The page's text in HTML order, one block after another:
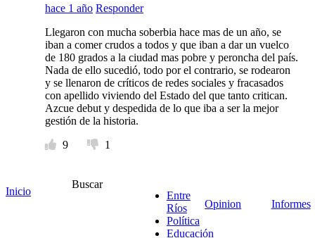
hace 1 año Responder
Llegaron con mucha soberbia hace mas de un año, se
iban a comer crudos a todos y que iban a dar un vuelco
de 180 grados a la ciudad mas pobre y peroncha del país.
Nada de ello sucedió, todo por el contrario, se rodearon
y se llenaron de críticos de redes sociales y fracasados
con apellido viviendo del Estado del que tanto critican.
Azcue debut y despedida de lo que iba a ser la mejor
gestión de la historia.
9
1
Ramón
Inicio
Buscar
Entre
Ríos
Política
Educación
Opinion Informes